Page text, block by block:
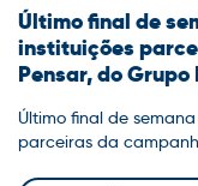
Último final de
instituições
Pensar, do Grupo
Último final de
parceiras da